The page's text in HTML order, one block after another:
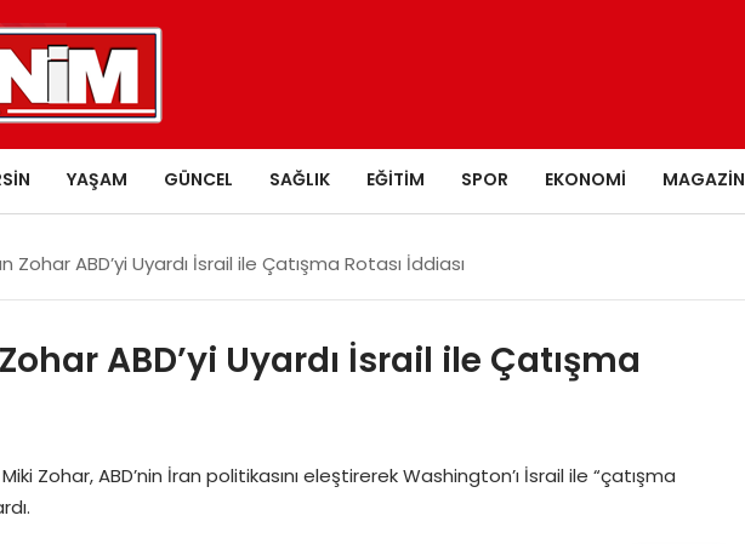
YAŞAM GÜNCEL SAĞLIK EĞITIM SPOR EKONOMI MAGAZIN
Zohar ABD’yi Uyardı İsrail ile Çatışma Rotası İddiası
ABD’yi Uyardı İsrail ile Çatışma
Zohar, ABD’nin İran politikasını eleştirerek Washington’ı İsrail ile “çatışma